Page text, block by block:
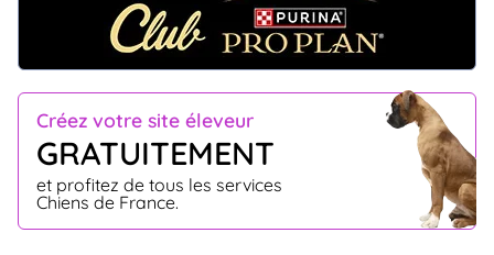
Créez votre site éleveur
GRATUITEMENT
et profitez de tous les services
Chiens de France.